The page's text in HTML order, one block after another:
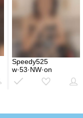
Speedy525
w·53·NW·on